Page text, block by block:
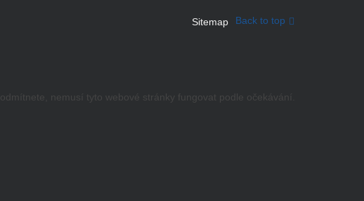
Sitemap Back to top
nemusí tyto webové stránky fungovat podle očekávání.